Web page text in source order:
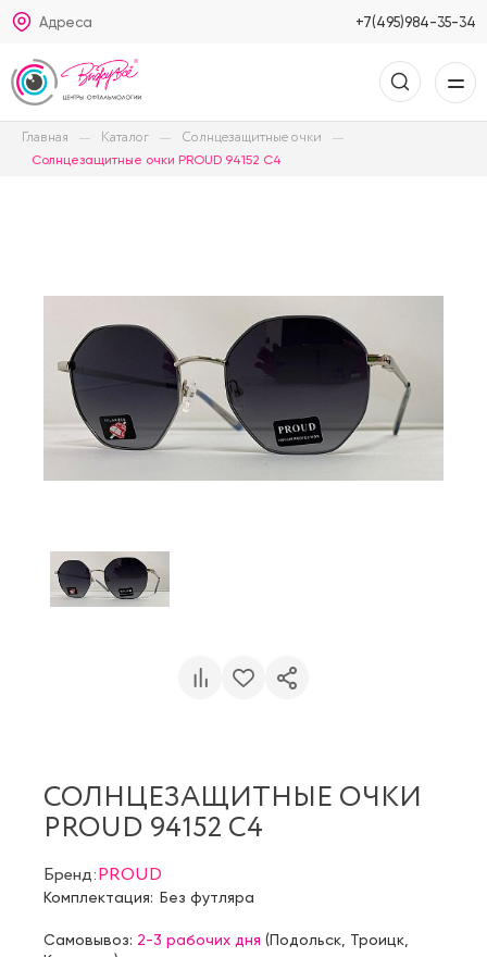
Адреса +7(495)984-35-34
Главная Каталог Солнцезащитные очки
Солнцезащитные очки PROUD 94152 C4
СОЛНЦЕЗАЩИТНЫЕ ОЧКИ
PROUD 94152 C4
Бренд:PROUD
Комплектация: Без футляра
Самовывоз: 2-3 рабочих дня (Подольск Троицк